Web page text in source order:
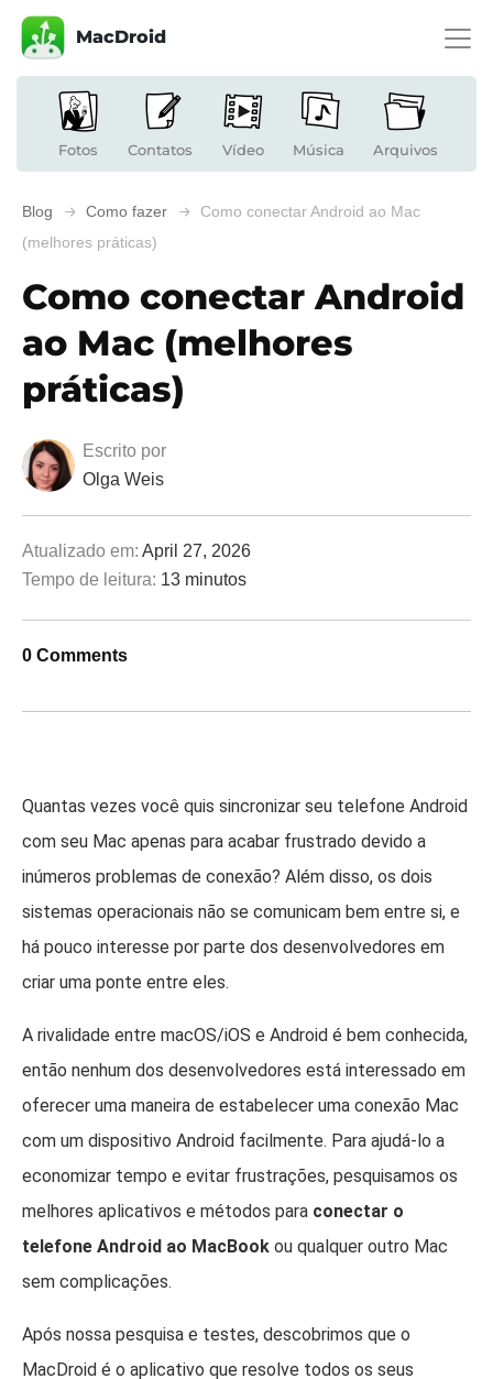
MacDroid
Fotos Contatos Vídeo Música Arquivos
Blog Como fazer
Como conectar Android ao Mac
(melhores práticas)
Como conectar Android
ao Mac (melhores
práticas)
Escrito por
Olga Weis
Atualizado em: April 27, 2026
Tempo de leitura: 13 minutos
0 Comments
Quantas vezes você quis sincronizar seu telefone Android
com seu Mac apenas para acabar frustrado devido a
inúmeros problemas de conexão? Além disso, os dois
sistemas operacionais não se comunicam bem entre si, e
há pouco interesse por parte dos desenvolvedores em
criar uma ponte entre eles.
A rivalidade entre macOS/iOS e Android é bem conhecida,
então nenhum dos desenvolvedores está interessado em
oferecer uma maneira de estabelecer uma conexão Mac
com um dispositivo Android facilmente. Para ajudá-lo a
economizar tempo e evitar frustrações, pesquisamos os
melhores aplicativos e métodos para conectar o
telefone Android ao MacBook ou qualquer outro Mac
sem complicações.
Após nossa pesquisa e testes, descobrimos que o
MacDroid é o aplicativo que resolve todos os seus